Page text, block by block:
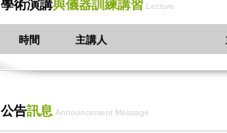
學術演講與儀器訓練講習 Lecture
時間 主講人
公告訊息 Announcement Message